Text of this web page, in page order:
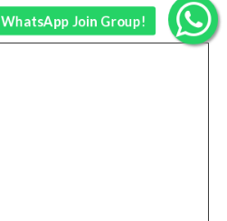
WhatsApp Join Group!